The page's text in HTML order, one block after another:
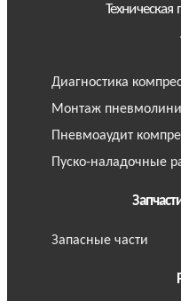
Диагностика
Монтаж
Пневмоаудит
Пуско-наладочные
Запасные части